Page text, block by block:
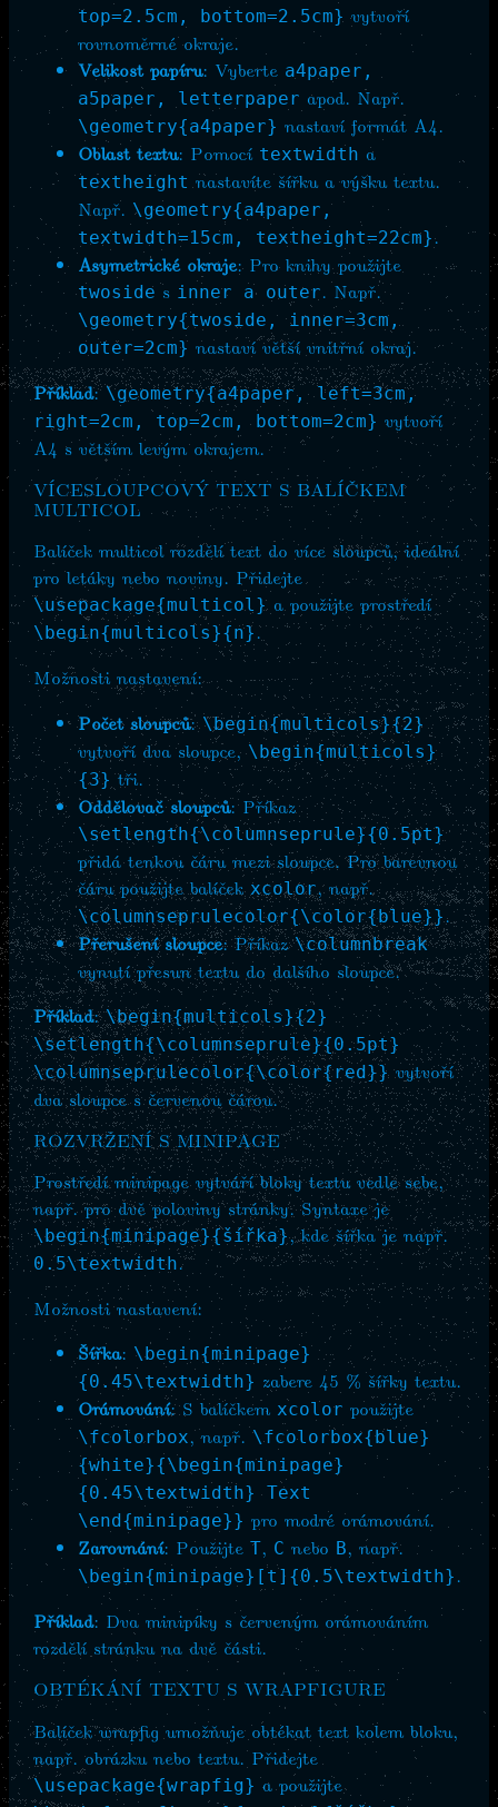
top=2.5cm, bottom=2.5cm} vytvoří
rovnoměrné okraje.
Velikost papíru: Vyberte a4paper,
a5paper, letterpaper apod. Např.
\geometry{a4paper} nastaví formát A4.
Oblast textu: Pomocí textwidth a
textheight nastavíte šířku a výšku textu.
Např. \geometry{a4paper,
textwidth=15cm, textheight=22cm}.
Asymetrické okraje: Pro knihy použijte
twoside s inner a outer. Např.
\geometry{twoside, inner=3cm,
outer=2cm} nastaví větší vnitřní okraj.
Příklad:\geometry{a4paper, left=3cm,
right=2cm, top=2cm, bottom=2cm} vytvoří
A4 s větším levým okrajem.
VÍCESLOUPCOVÝ TEXT S BALÍČKEM
MULTICOL
Balíček multicol rozdělí text do více sloupců, ideální
pro letáky nebo noviny. Přidejte
\usepackage{multicol}a použijte prostředí
\begin{multicols}{n} .
Možnosti nastavení:
Počet sloupců:\begin{multicols}{2}
vytvoří dva sloupce,\begin{multicols}
{3}tři.
Oddělovač sloupců: Příkaz
\setlength{\columnseprule}{0.5pt}
přidá tenkou čáru mezi sloupce. Pro barevnou
čáru použijte balíček xcolor, např.
\columnseprulecolor{\color{blue}}.
Přerušení sloupce: Příkaz\columnbreak
vynutí přesun textu do dalšího sloupce.
Příklad:\begin{multicols}{2}
\setlength{\columnseprule}{0.5pt}
\columnseprulecolor{\color{red}}vytvoří
dva sloupce s červenou čárou.
ROZVRŽENÍ S MINIPAGE
Prostředí minipage vytváří bloky textu vedle sebe,
např. pro dvě poloviny stránky. Syntaxe je
\begin{minipage}{šířka}, kde šířka je např.
0.5\textwidth.
Možnosti nastavení:
Šířka: \begin{minipage}
{0.45\textwidth} zabere 45 % šířky textu.
Orámování: S balíčkem xcolor použijte
\fcolorbox, např.\fcolorbox{blue}
{white}{\begin{minipage}
{0.45\textwidth} Text
\end{minipage}} pro modré orámování.
Zarovnání: Použijte T, C nebo B, např.
\begin{minipage}[t]{0.5\textwidth} .
Příklad: Dva minipíky s červeným orámováním
rozdělí stránku na dvě části.
OBTÉKÁNÍ TEXTU S WRAPFIGURE
Balíček wrapfig umožňuje obtékat text kolem bloku,
např. obrázku nebo textu. Přidejte
\usepackage{wrapfig} a použijte